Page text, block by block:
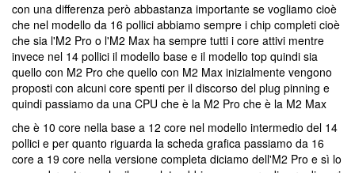
con una differenza però abbastanza importante se vogliamo cioè
che nel modello da 16 pollici abbiamo sempre i chip completi cioè
che sia l'M2 Pro o l'M2 Max ha sempre tutti i core attivi mentre
invece nel 14 pollici il modello base e il modello top quindi sia
quello con M2 Pro che quello con M2 Max inizialmente vengono
proposti con alcuni core spenti per il discorso del plug pinning e
quindi passiamo da una CPU che è la M2 Pro che è la M2 Max
che è 10 core nella base a 12 core nel modello intermedio del 14
pollici e per quanto riguarda la scheda grafica passiamo da 16
core a 19 core nella versione completa diciamo dell'M2 Pro e sì lo